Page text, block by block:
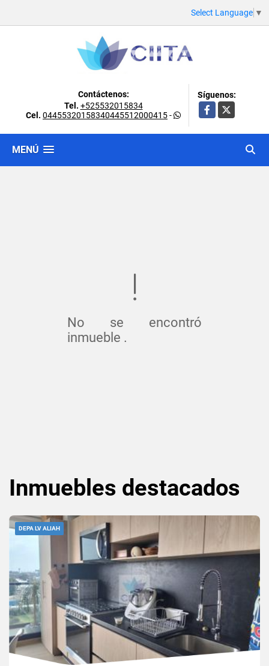
Select Language ▼
Contáctenos:
Tel. +525532015834
Cel. 04455320158340445512000415-
Síguenos:
Facebook
X
MENÚ
No se encontró
inmueble .
Inmuebles destacados
DEPA LV ALIAH